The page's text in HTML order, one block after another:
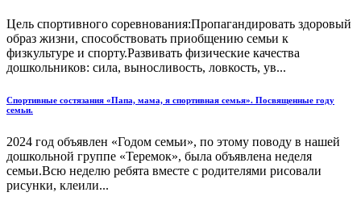
Цель спортивного соревнования:Пропагандировать здоровый
образ жизни, способствовать приобщению семьи к
физкультуре и спорту.Развивать физические качества
дошкольников: сила, выносливость, ловкость, ув...
Спортивные состязания «Папа, мама, я спортивная семья». Посвященные году
семьи.
2024 год объявлен «Годом семьи», по этому поводу в нашей
дошкольной группе «Теремок», была объявлена неделя
семьи.Всю неделю ребята вместе с родителями рисовали
рисунки, клеили...